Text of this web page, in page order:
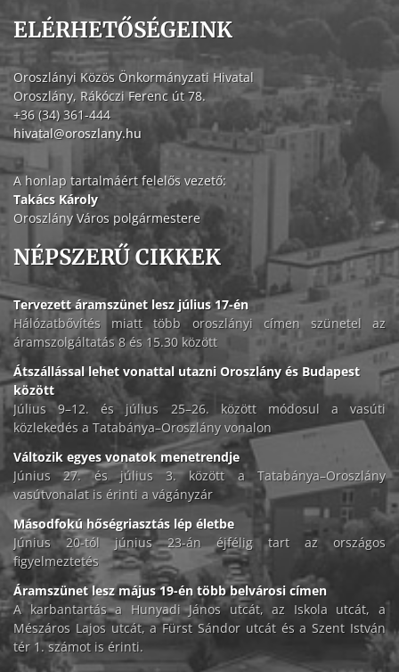
ELÉRHETŐSÉGEINK
Oroszlányi Közös Önkormányzati Hivatal
Oroszlány, Rákóczi Ferenc út 78.
+36 (34) 361-444
hivatal@oroszlany.hu
A honlap tartalmáért felelős vezető:
Takács Károly
Oroszlány Város polgármestere
NÉPSZERŰ CIKKEK
Tervezett áramszünet lesz július 17-én
Hálózatbővítés miatt több oroszlányi címen szünetel az
áramszolgáltatás 8 és 15.30 között
Átszállással lehet vonattal utazni Oroszlány és Budapest
között
Július 9–12. és július 25–26. között módosul a vasúti
közlekedés a Tatabánya–Oroszlány vonalon
Változik egyes vonatok menetrendje
Június 27. és július 3. között a Tatabánya–Oroszlány
vasútvonalat is érinti a vágányzár
Másodfokú hőségriasztás lép életbe
Június 20-tól június 23-án éjfélig tart az országos
figyelmeztetés
Áramszünet lesz május 19-én több belvárosi címen
A karbantartás a Hunyadi János utcát, az Iskola utcát, a
Mészáros Lajos utcát, a Fürst Sándor utcát és a Szent István
tér 1. számot is érinti.